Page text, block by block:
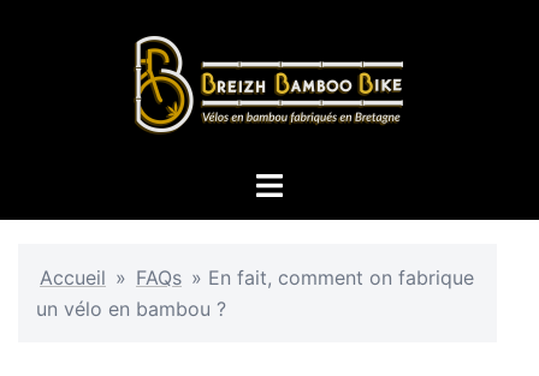
Ouvrir/fermer
Accueil » FAQs » En fait, comment on fabrique
un vélo en bambou ?